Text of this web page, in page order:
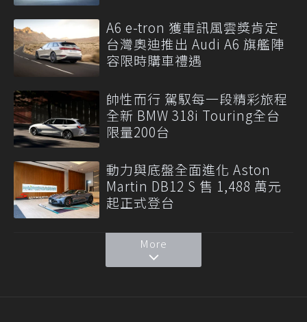
A6 e-tron 獲車訊風雲獎肯定
台灣奧迪推出 Audi A6 旗艦陣
容限時購車禮遇
帥性而行 駕馭每一段精彩旅程
全新 BMW 318i Touring全台
限量200台
動力與底盤全面進化 Aston
Martin DB12 S 售 1,488 萬元
起正式登台
More